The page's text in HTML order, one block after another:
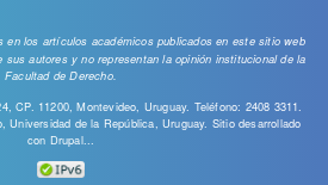
en los artículos académicos publicados en este sitio web
sus autores y no representan la opinión institucional de la
Facultad de Derecho.
CP. 11200, Montevideo, Uruguay. Teléfono: 2408 3311.
Universidad de la República, Uruguay. Sitio desarrollado
con Drupal...